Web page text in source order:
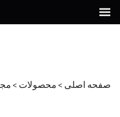
صفحه اصلی > محصولات >